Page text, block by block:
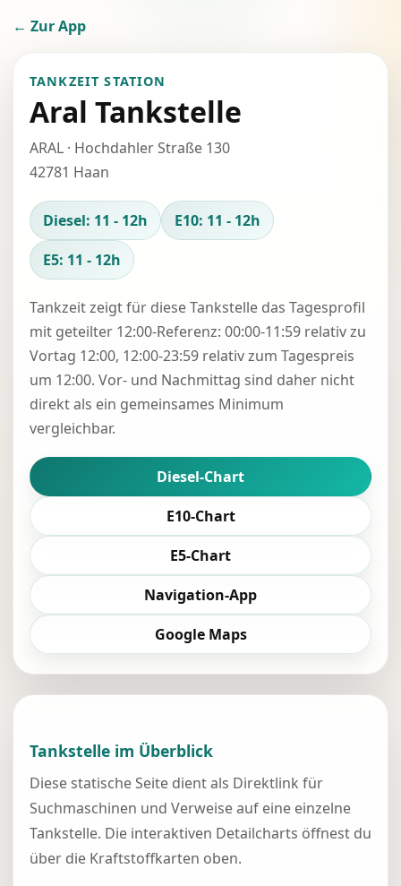
← Zur App
TANKZEIT STATION
Aral Tankstelle
ARAL · Hochdahler Straße 130
42781 Haan
Diesel: 11 - 12h
E10: 11 - 12h
E5: 11 - 12h
Tankzeit zeigt für diese Tankstelle das Tagesprofil
mit geteilter 12:00-Referenz: 00:00-11:59 relativ zu
Vortag 12:00, 12:00-23:59 relativ zum Tagespreis
um 12:00. Vor- und Nachmittag sind daher nicht
direkt als ein gemeinsames Minimum
vergleichbar.
Diesel-Chart
E10-Chart
E5-Chart
Navigation-App
Google Maps
Tankstelle im Überblick
Diese statische Seite dient als Direktlink für
Suchmaschinen und Verweise auf eine einzelne
Tankstelle. Die interaktiven Detailcharts öffnest du
über die Kraftstoffkarten oben.